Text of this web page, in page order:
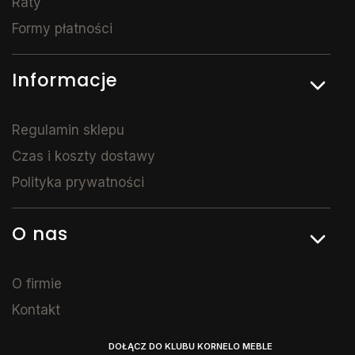
Formy płatności
Informacje
Regulamin sklepu
Czas i koszty dostawy
Polityka prywatności
O nas
O firmie
Kontakt
DOŁĄCZ DO KLUBU KORNELO MEBLE